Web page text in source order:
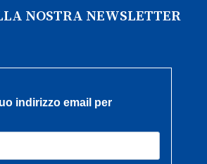
NOSTRA NEWSLETTER